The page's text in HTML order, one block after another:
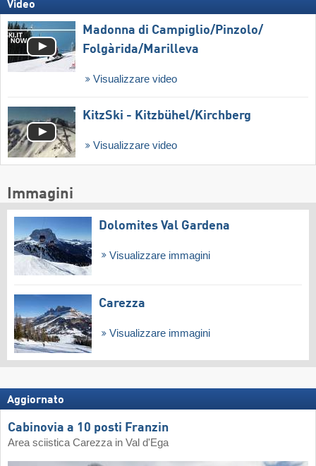
Video
Madonna di Campiglio/​Pinzolo/​
Folgàrida/​Marilleva
Visualizzare video
KitzSki - Kitzbühel/​Kirchberg
Visualizzare video
Immagini
Dolomites Val Gardena
Visualizzare immagini
Carezza
Visualizzare immagini
Aggiornato
Cabinovia a 10 posti Franzin
Area sciistica Carezza in Val d'Ega